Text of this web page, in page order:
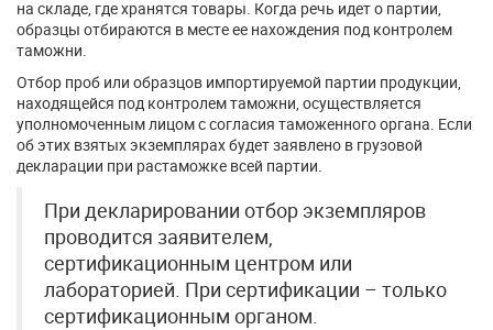
на складе, где хранятся товары. Когда речь идет о партии,
образцы отбираются в месте ее нахождения под контролем
таможни.
Отбор проб или образцов импортируемой партии продукции,
находящейся под контролем таможни, осуществляется
уполномоченным лицом с согласия таможенного органа. Если
об этих взятых экземплярах будет заявлено в грузовой
декларации при растаможке всей партии.
При декларировании отбор экземпляров
проводится заявителем,
сертификационным центром или
лабораторией. При сертификации – только
сертификационным органом.